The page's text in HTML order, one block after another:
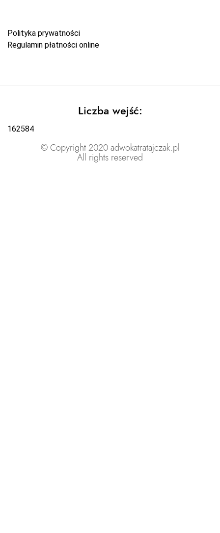
Polityka prywatności
Regulamin płatności online
Liczba wejść:
162584
© Copyright 2020 adwokatratajczak.pl
All rights reserved